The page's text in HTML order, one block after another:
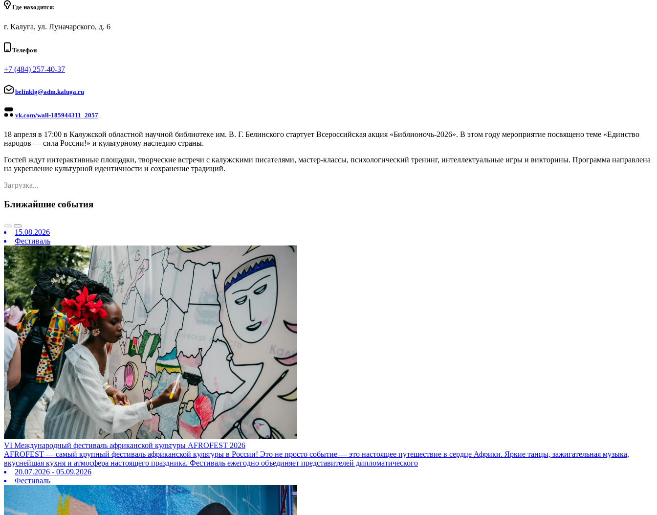
Где находится:
г. Калуга, ул. Луначарского, д. 6
Телефон
+7 (484) 257-40-37
belinklg@adm.kaluga.ru
vk.com/wall-185944311_2057
18 апреля в 17:00 в Калужской областной научной библиотеке им. В. Г. Белинского стартует Всероссийская акция «Библионочь‑2026». В этом году мероприятие посвящено теме «Единство
народов — сила России!» и культурному наследию страны.
Гостей ждут интерактивные площадки, творческие встречи с калужскими писателями, мастер‑классы, психологический тренинг, интеллектуальные игры и викторины. Программа направлена
на укрепление культурной идентичности и сохранение традиций.
Загрузка...
Ближайшие события
15.08.2026
Фестиваль
VI Международный фестиваль африканской культуры AFROFEST 2026
AFROFEST — самый крупный фестиваль африканской культуры в России! Это не просто событие — это настоящее путешествие в сердце Африки. Яркие танцы, зажигательная музыка,
вкуснейшая кухня и атмосфера настоящего праздника. Фестиваль ежегодно объединяет представителей дипломатического
20.07.2026 - 05.09.2026
Фестиваль